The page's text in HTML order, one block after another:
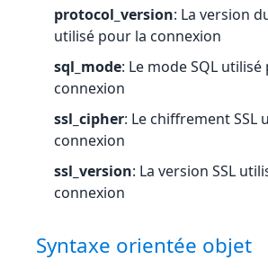
protocol_version: La version
utilisé pour la connexion
sql_mode: Le mode SQL utilisé
connexion
ssl_cipher: Le chiffrement SSL
connexion
ssl_version: La version SSL
connexion
Syntaxe orientée objet